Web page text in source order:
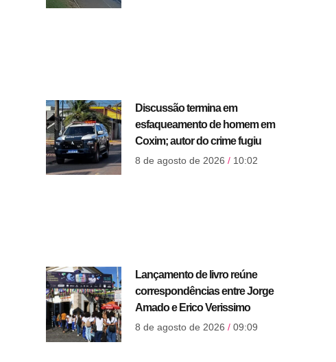
Discussão termina em
esfaqueamento de homem em
Coxim; autor do crime fugiu
8 de agosto de 2026 10:02
Lançamento de livro reúne
correspondências entre Jorge
Amado e Erico Verissimo
8 de agosto de 2026 09:09